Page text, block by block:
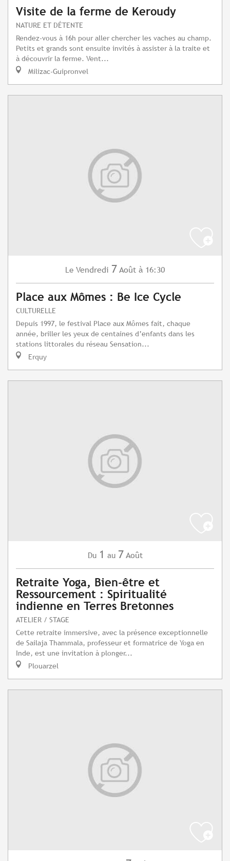
Visite de la ferme de Keroudy
NATURE ET DÉTENTE
Rendez-vous à 16h pour aller chercher les vaches au champ.
Petits et grands sont ensuite invités à assister à la traite et
à découvrir la ferme. Vent...
Milizac-Guipronvel
Le Vendredi 7 Août à 16:30
Place aux Mômes : Be Ice Cycle
CULTURELLE
Depuis 1997, le festival Place aux Mômes fait, chaque
année, briller les yeux de centaines d’enfants dans les
stations littorales du réseau Sensation...
Erquy
Du 1 au 7 Août
Retraite Yoga, Bien-être et
Ressourcement : Spiritualité
indienne en Terres Bretonnes
ATELIER / STAGE
Cette retraite immersive, avec la présence exceptionnelle
de Sailaja Thammala, professeur et formatrice de Yoga en
Inde, est une invitation à plonger...
Plouarzel